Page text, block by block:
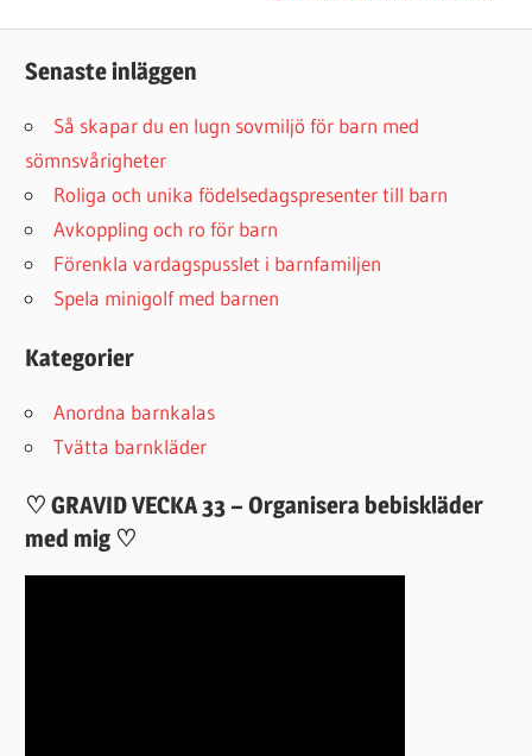
Senaste inläggen
Så skapar du en lugn sovmiljö för barn med
sömnsvårigheter
Roliga och unika födelsedagspresenter till barn
Avkoppling och ro för barn
Förenkla vardagspusslet i barnfamiljen
Spela minigolf med barnen
Kategorier
Anordna barnkalas
Tvätta barnkläder
♡ GRAVID VECKA 33 – Organisera bebiskläder
med mig ♡